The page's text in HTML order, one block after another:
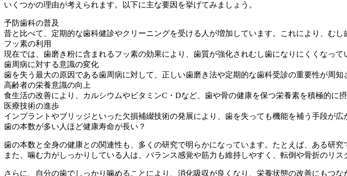
いくつかの理由が考えられます。以下に主な要因を挙げてみましょう。
予防歯科の普及
昔と比べて、定期的な歯科健診やクリーニングを受ける人が増加しています。これにより、む
フッ素の利用
現在では、歯磨き粉に含まれるフッ素の効果により、歯質が強化されむし歯になりにくくなっ
歯周病に対する意識の変化
歯を失う最大の原因である歯周病に対して、正しい歯磨き法や定期的な歯科受診の重要性が周知
高齢者の栄養意識の向上
食生活の改善により、カルシウムやビタミンC・Dなど、歯や骨の健康を保つ栄養素を積極的に
医療技術の進歩
インプラントやブリッジといった欠損補綴技術の発展により、歯を失っても機能を補う手段が広
歯の本数が多い人ほど健康寿命が長い？
歯の本数と全身の健康との関連性も、多くの研究で明らかになっています。たとえば、ある研
また、噛む力がしっかりしている人は、バランス感覚や筋力も維持しやすく、転倒や骨折のリス
さらに、自分の歯でしっかり噛めることにより、消化吸収が良くなり、栄養状態の改善にもつ